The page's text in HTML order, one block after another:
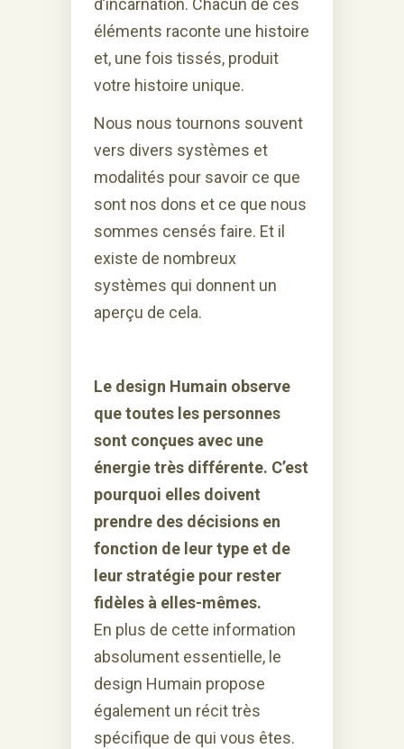
éléments raconte une histoire
et, une fois tissés, produit
votre histoire unique.
Nous nous tournons souvent
vers divers systèmes et
modalités pour savoir ce que
sont nos dons et ce que nous
sommes censés faire. Et il
existe de nombreux
systèmes qui donnent un
aperçu de cela.
Le design Humain observe
que toutes les personnes
sont conçues avec une
énergie très différente. C’est
pourquoi elles doivent
prendre des décisions en
fonction de leur type et de
leur stratégie pour rester
fidèles à elles-mêmes.
En plus de cette information
absolument essentielle, le
design Humain propose
également un récit très
spécifique de qui vous êtes.